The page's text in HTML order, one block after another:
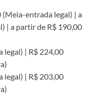
(Meia-entrada legal) | a
| a partir de R$ 190,00
legal) | R$ 224,00
legal) | R$ 203,00